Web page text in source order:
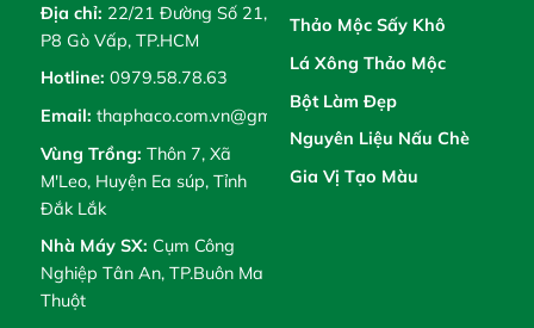
Địa chỉ: 22/21 Đường Số 21,
P8 Gò Vấp, TP.HCM
Hotline: 0979.58.78.63
Email: thaphaco.com.vn@gmail.com
Vùng Trồng: Thôn 7, Xã
M'Leo, Huyện Ea súp, Tỉnh
Đắk Lắk
Nhà Máy SX: Cụm Công
Nghiệp Tân An, TP.Buôn Ma
Thuột
Thảo Mộc Sấy Khô
Lá Xông Thảo Mộc
Bột Làm Đẹp
Nguyên Liệu Nấu Chè
Gia Vị Tạo Màu